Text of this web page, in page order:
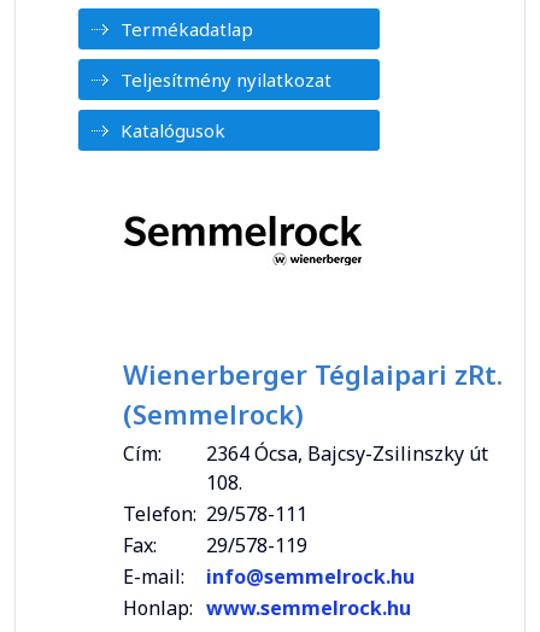
Termékadatlap
Teljesítmény nyilatkozat
Katalógusok
Wienerberger Téglaipari zRt.
(Semmelrock)
Cím:
2364 Ócsa, Bajcsy-Zsilinszky út
108.
Telefon: 29/578-111
Fax:
29/578-119
E-mail:
info@semmelrock.hu
Honlap: www.semmelrock.hu